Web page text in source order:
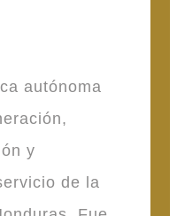
autónoma
y
de la